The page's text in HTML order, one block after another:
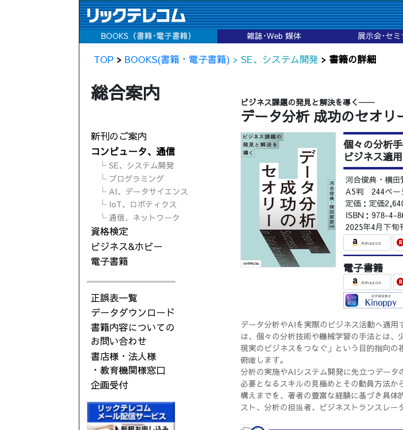
BOOKS（書籍･電子書籍） 雑誌･Web 媒体 展示会･セミ
TOP > BOOKS(書籍・電子書籍) > SE、システム開発 > 書籍の詳細
総合案内
新刊のご案内
コンピュータ、通信
└ SE、システム開発
└ プログラミング
└ AI、データサイエンス
└ IoT、ロボティクス
└ 通信、ネットワーク
資格検定
ビジネス&ホビー
電子書籍
正誤表一覧
データダウンロード
書籍内容についての
お問い合わせ
書店様・法人様
・教育機関様窓口
企画受付
ビジネス課題の発見と解決を導く──
データ分析 成功のセオリ
個々の分析
ビジネス適
河合俊典・横
A5判 244ペー
定価：定価
ISBN：978-4-
2025年4月下旬
電子書籍
データ分析やAIを実際のビジネス活動へ適
は、個々の分析技術や機械学習の手法とは
現実のビジネスをつなぐ」という目的指向
俯瞰します。
分析の実施やAIシステム開発に先立つデータ
必要となるスキルの見極めとその動員方法
構えまでを、著者の豊富な経験に基づき具体
スト、分析の担当者、ビジネストランスレー